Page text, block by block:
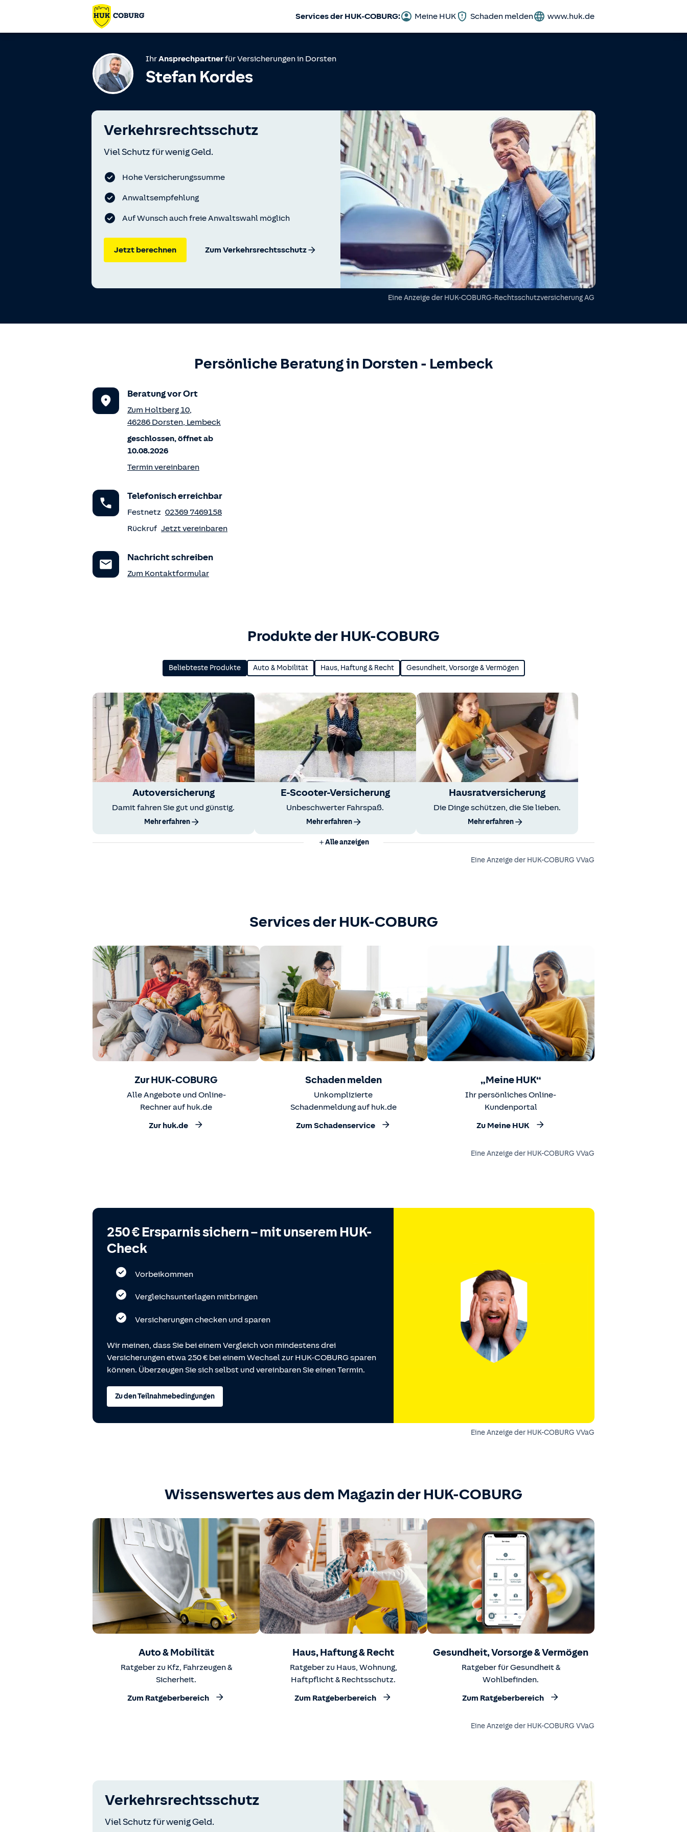
Services der HUK-COBURG: Meine HUK Schaden melden www.huk.de
IhrAnsprechpartnerfür Versicherungen in Dorsten
Stefan Kordes
Verkehrsrechtsschutz
Viel Schutz für wenig Geld.
Hohe Versicherungssumme
Anwaltsempfehlung
Auf Wunsch auch freie Anwaltswahl möglich
Jetzt berechnen Zum Verkehrsrechtsschutz
Eine Anzeige der HUK-COBURG-Rechtsschutzversicherung AG
Persönliche Beratung in Dorsten - Lembeck
Beratung vor Ort
Zum Holtberg 10,
46286 Dorsten, Lembeck
geschlossen, öffnet ab
10.08.2026
Termin vereinbaren
Telefonisch erreichbar
Festnetz 02369 7469158
Rückruf Jetzt vereinbaren
Nachricht schreiben
Zum Kontaktformular
Produkte der HUK-COBURG
Beliebteste Produkte Auto & Mobilität Haus, Haftung & Recht Gesundheit, Vorsorge & Vermögen
Autoversicherung
Damit fahren Sie gut und günstig.
Mehr erfahren
E-Scooter-Versicherung
Unbeschwerter Fahrspaß.
Mehr erfahren
Hausratversicherung
Die Dinge schützen, die Sie lieben.
Mehr erfahren
Alle anzeigen
Eine Anzeige der HUK-COBURG VVaG
Services der HUK-COBURG
Zur HUK-COBURG
Alle Angebote und Online-
Rechner auf huk.de
Zur huk.de
Schaden melden
Unkomplizierte
Schadenmeldung auf huk.de
Zum Schadenservice
„Meine HUK“
Ihr persönliches Online-
Kundenportal
Zu Meine HUK
Eine Anzeige der HUK-COBURG VVaG
250 € Ersparnis sichern – mit unserem HUK-
Check
Vorbeikommen
Vergleichsunterlagen mitbringen
Versicherungen checken und sparen
Wir meinen, dass Sie bei einem Vergleich von mindestens drei
Versicherungen etwa 250 € bei einem Wechsel zur HUK-COBURG sparen
können. Überzeugen Sie sich selbst und vereinbaren Sie einen Termin.
Zu den Teilnahmebedingungen
Eine Anzeige der HUK-COBURG VVaG
Wissenswertes aus dem Magazin der HUK-COBURG
Auto & Mobilität
Ratgeber zu Kfz, Fahrzeugen &
Sicherheit.
Zum Ratgeberbereich
Haus, Haftung & Recht
Ratgeber zu Haus, Wohnung,
Haftpflicht & Rechtsschutz.
Zum Ratgeberbereich
Gesundheit, Vorsorge & Vermögen
Ratgeber für Gesundheit &
Wohlbefinden.
Zum Ratgeberbereich
Eine Anzeige der HUK-COBURG VVaG
Verkehrsrechtsschutz
Viel Schutz für wenig Geld.